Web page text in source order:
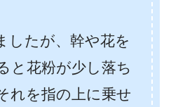
したが、幹や花を
と花粉が少し落ち
れを指の上に乗せ